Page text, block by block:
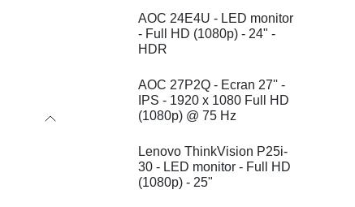
AOC 24E4U - LED
monitor - Full HD
(1080p) - 24" - HDR
AOC 27P2Q - Ecran 27''
- IPS - 1920 x 1080 Full
HD (1080p) @ 75 Hz
Lenovo ThinkVision
P25i-30 - LED monitor -
Full HD (1080p) - 25"